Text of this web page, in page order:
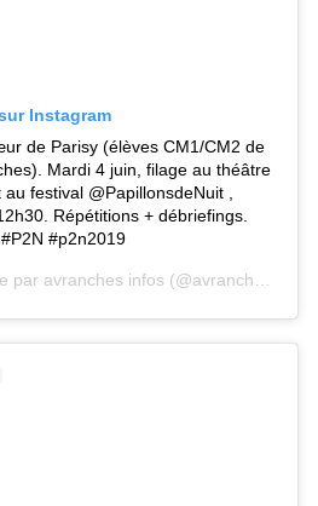
Instagram
de Parisy (élèves CM1/CM2 de
Mardi 4 juin, filage au théâtre
au festival @PapillonsdeNuit ,
Répétitions + débriefings.
#p2n2019
par avranches infos (@avranches.infos) le 4 Juin 2019 à 3 :04 PDT